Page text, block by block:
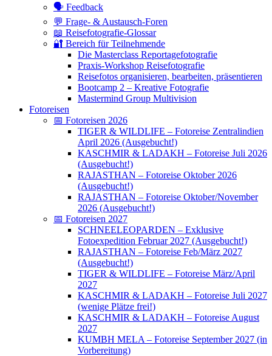
🗣 Feedback
💬 Frage- & Austausch-Foren
📖 Reisefotografie-Glossar
🔐 Bereich für Teilnehmende
Die Masterclass Reportagefotografie
Praxis-Workshop Reisefotografie
Reisefotos organisieren, bearbeiten, präsentieren
Bootcamp 2 – Kreative Fotografie
Mastermind Group Multivision
Fotoreisen
📅 Fotoreisen 2026
TIGER & WILDLIFE – Fotoreise Zentralindien
April 2026 (Ausgebucht!)
KASCHMIR & LADAKH – Fotoreise Juli 2026
(Ausgebucht!)
RAJASTHAN – Fotoreise Oktober 2026
(Ausgebucht!)
RAJASTHAN – Fotoreise Oktober/November
2026 (Ausgebucht!)
📅 Fotoreisen 2027
SCHNEELEOPARDEN – Exklusive
Fotoexpedition Februar 2027 (Ausgebucht!)
RAJASTHAN – Fotoreise Feb/März 2027
(Ausgebucht!)
TIGER & WILDLIFE – Fotoreise März/April
2027
KASCHMIR & LADAKH – Fotoreise Juli 2027
(wenige Plätze frei!)
KASCHMIR & LADAKH – Fotoreise August
2027
KUMBH MELA – Fotoreise September 2027 (in
Vorbereitung)